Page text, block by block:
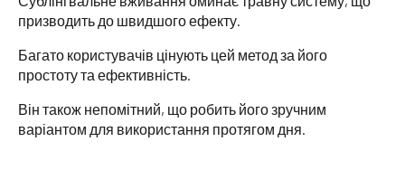
призводить до швидшого ефекту.
Багато користувачів цінують цей метод за його
простоту та ефективність.
Він також непомітний, що робить його зручним
варіантом для використання протягом дня.